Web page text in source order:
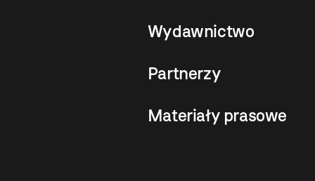
Wydawnictwo
Partnerzy
Materiały prasowe